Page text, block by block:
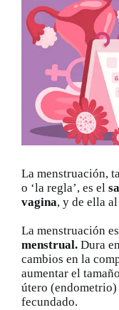
La Farmacia
Servicios
Catálogo
Promociones
Encargo
Blog
imagen
más
grande
La menstruación,
o ‘la regla’, es el
vagina, y de ella
La menstruación es
menstrual. Dura
cambios en la
aumentar el
útero
fecundado.